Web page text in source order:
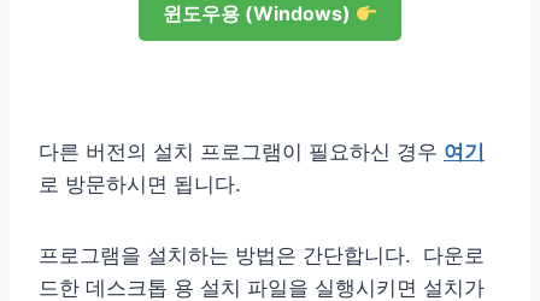
윈도우용 (Windows)
다른 버전의 설치 프로그램이 필요하신 경우 여기
로 방문하시면 됩니다.
프로그램을 설치하는 방법은 간단합니다. 다운로
드한 데스크톱 용 설치 파일을 실행시키면 설치가